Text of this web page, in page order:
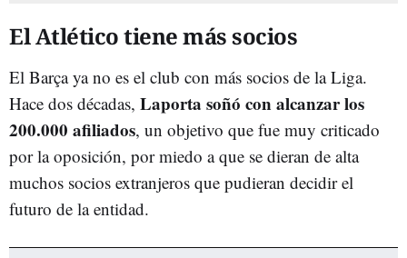
El Atlético tiene más socios
El Barça ya no es el club con más socios de la Liga.
Hace dos décadas, Laporta soñó con alcanzar los
200.000 afiliados, un objetivo que fue muy criticado
por la oposición, por miedo a que se dieran de alta
muchos socios extranjeros que pudieran decidir el
futuro de la entidad.